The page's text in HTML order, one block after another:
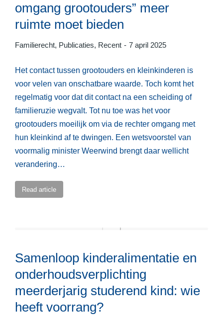
omgang grootouders” meer
ruimte moet bieden
Familierecht, Publicaties, Recent 7 april 2025
Het contact tussen grootouders en kleinkinderen is
voor velen van onschatbare waarde. Toch komt het
regelmatig voor dat dit contact na een scheiding of
familieruzie wegvalt. Tot nu toe was het voor
grootouders moeilijk om via de rechter omgang met
hun kleinkind af te dwingen. Een wetsvoorstel van
voormalig minister Weerwind brengt daar wellicht
verandering…
Read article
Samenloop kinderalimentatie en
onderhoudsverplichting
meerderjarig studerend kind: wie
heeft voorrang?